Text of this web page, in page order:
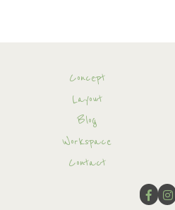
Concept
Layout
Blog
Workspace
Contact